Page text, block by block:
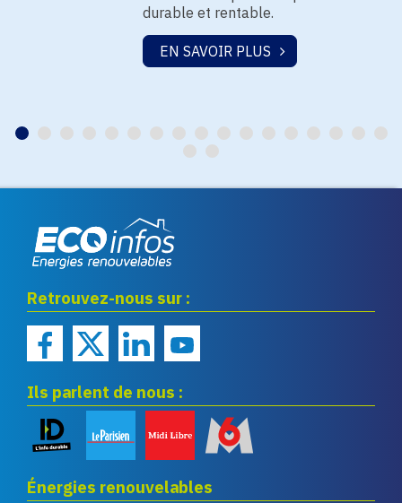
durable et rentable.
EN SAVOIR PLUS
renouvelables
Retrouvez-nous sur :
Ils parlent de nous :
Énergies renouvelables